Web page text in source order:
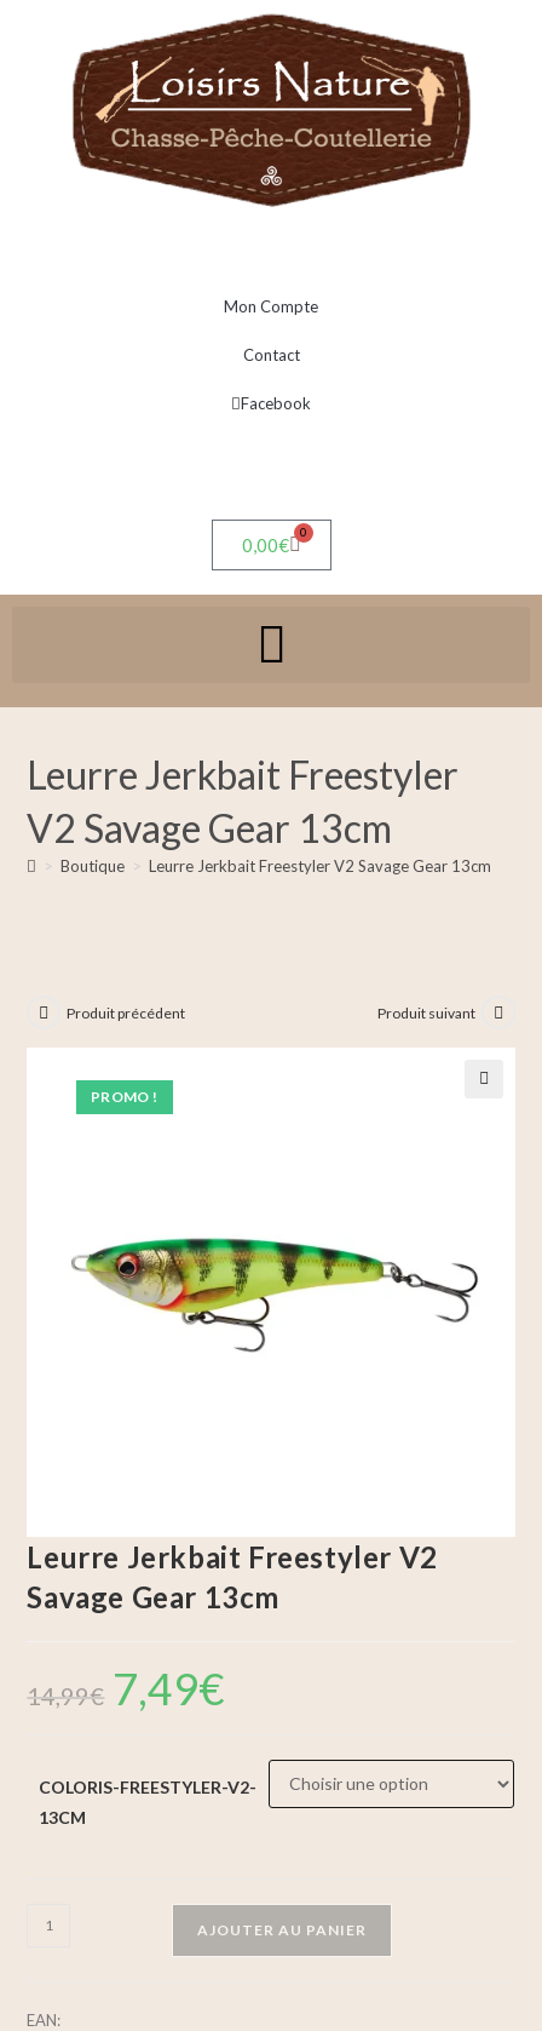
Mon Compte
Contact
Facebook
0,00€
0
Leurre Jerkbait Freestyler
V2 Savage Gear 13cm
> Boutique > Leurre Jerkbait Freestyler V2 Savage Gear 13cm
PROMO !
Produit précédent Produit suivant
Leurre Jerkbait Freestyler V2
Savage Gear 13cm
14,99€ 7,49€
COLORIS-FREESTYLER-V2-
13CM
AJOUTER AU PANIER
EAN: